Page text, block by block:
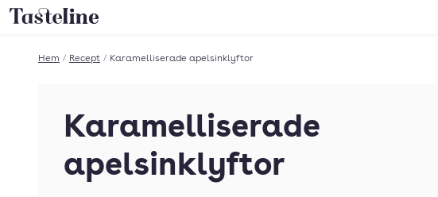
Till Tastelines startsida
Hem / Recept / Karamelliserade apelsinklyftor
Karamelliserade
apelsinklyftor